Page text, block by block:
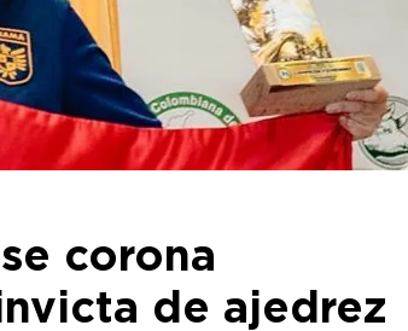
corona
de ajedrez